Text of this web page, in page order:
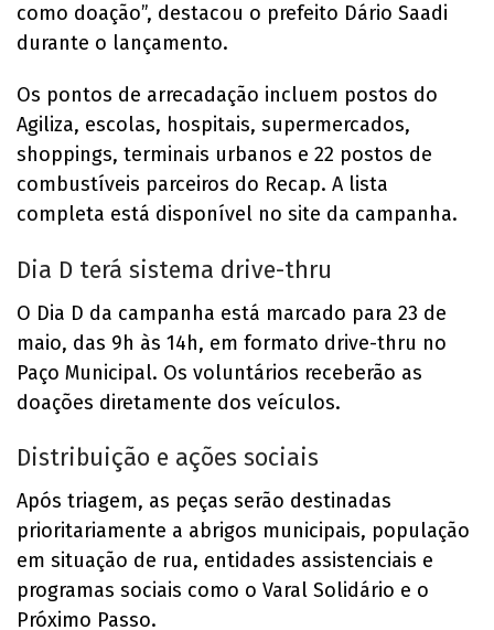
como doação”, destacou o prefeito Dário Saadi
durante o lançamento.
Os pontos de arrecadação incluem postos do
Agiliza, escolas, hospitais, supermercados,
shoppings, terminais urbanos e 22 postos de
combustíveis parceiros do Recap. A lista
completa está disponível no site da campanha.
Dia D terá sistema drive-thru
O Dia D da campanha está marcado para 23 de
maio, das 9h às 14h, em formato drive-thru no
Paço Municipal. Os voluntários receberão as
doações diretamente dos veículos.
Distribuição e ações sociais
Após triagem, as peças serão destinadas
prioritariamente a abrigos municipais, população
em situação de rua, entidades assistenciais e
programas sociais como o Varal Solidário e o
Próximo Passo.